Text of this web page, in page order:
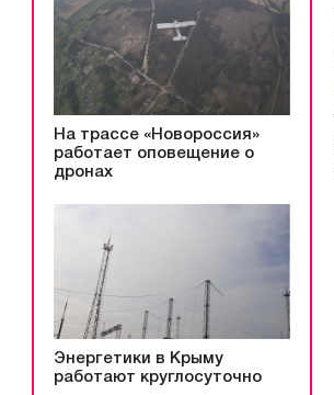
На трассе «Новороссия»
работает оповещение о
дронах
Энергетики в Крыму
работают круглосуточно